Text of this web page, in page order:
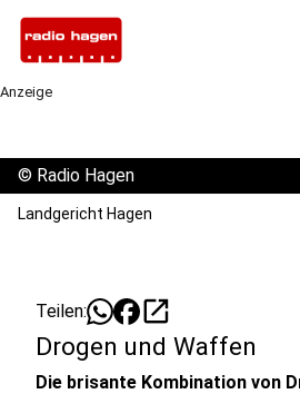
Anzeige
© Radio Hagen
Landgericht Hagen
Teilen: open_in_new
Drogen und Waffen
Die brisante Kombination von